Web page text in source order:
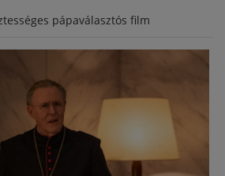
pápaválasztós film